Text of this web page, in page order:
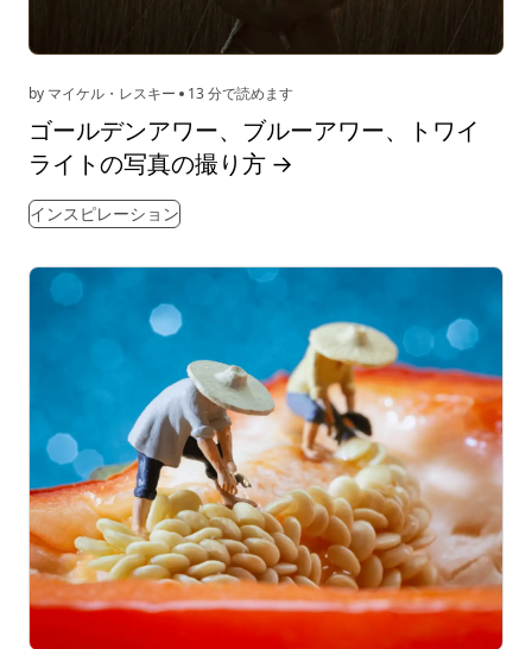
by マイケル・レスキー 13 分で読めます
ゴールデンアワー、ブルーアワー、トワイ
ライトの写真の撮り方 →
インスピレーション